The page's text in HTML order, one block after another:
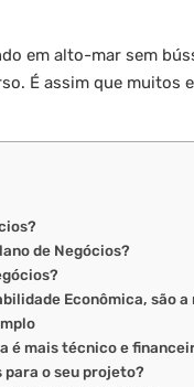
em alto-mar sem
É assim que muitos
de Negócios?
Econômica, são a
é mais técnico e
para o seu projeto?